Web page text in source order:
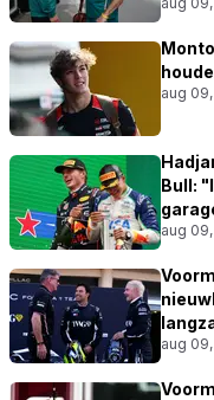
aug 09,
Bull:
aug
aug